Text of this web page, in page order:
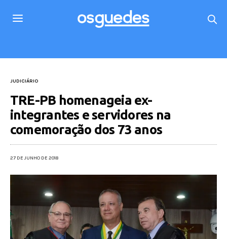
JUDICIÁRIO
TRE-PB homenageia ex-
integrantes e servidores na
comemoração dos 73 anos
27 DE JUNHO DE 2018